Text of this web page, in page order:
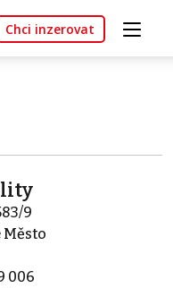
Chci inzerovat
9
Město
006